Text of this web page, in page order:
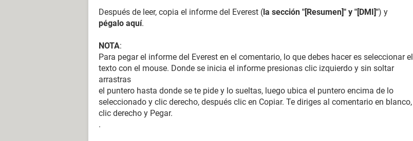
Después de leer, copia el informe del Everest (la sección "[Resumen]" y "[DMI]") y
pégalo aquí.
NOTA:
Para pegar el informe del Everest en el comentario, lo que debes hacer es seleccionar el
texto con el mouse. Donde se inicia el informe presionas clic izquierdo y sin soltar
arrastras
el puntero hasta donde se te pide y lo sueltas, luego ubica el puntero encima de lo
seleccionado y clic derecho, después clic en Copiar. Te diriges al comentario en blanco,
clic derecho y Pegar.
.